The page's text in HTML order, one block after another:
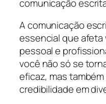
comunicação
A comunicação
essencial que afeta
pessoal e
você não só se
eficaz, mas
credibilidade em